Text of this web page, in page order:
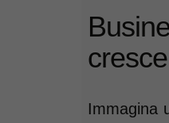
Immagina